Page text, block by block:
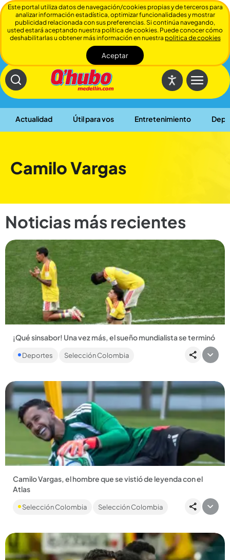
Actualidad Útil para vos Entretenimiento
Cerrar
Camilo Vargas
Noticias más recientes
¡Qué sinsabor! Una vez más, el sueño mundialista se terminó
Aunque la Selección Colombia se la luchó los 120 minutos, en
los 12 pasos no tuvimos suerte y caímos 4-3 ante Suiza y nos...
Deportes Selección Colombia
Compartir Noticia
Camilo Vargas, el hombre que se vistió de leyenda con el
Atlas
Guadalajara y Q’HUBO comprobó la devoción por el arquero.
Selección Colombia Selección Colombia
Este portal utiliza datos de navegación/cookies propias y de terceros para
analizar información estadística, optimizar funcionalidades y mostrar
publicidad relacionada con sus preferencias. Si continúa navegando,
usted estará aceptando nuestra política de cookies. Puede conocer cómo
deshabilitarlas u obtener más información en nuestra politica de cookies
Aceptar